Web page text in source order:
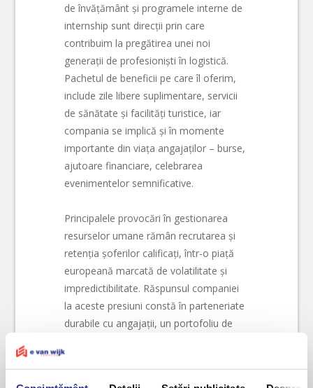
de învățământ și programele interne de
internship sunt direcții prin care
contribuim la pregătirea unei noi
generații de profesioniști în logistică.
Pachetul de beneficii pe care îl oferim,
include zile libere suplimentare, servicii
de sănătate și facilități turistice, iar
compania se implică și în momente
importante din viața angajaților – burse,
ajutoare financiare, celebrarea
evenimentelor semnificative.
Principalele provocări în gestionarea
resurselor umane rămân recrutarea și
retenția șoferilor calificați, într-o piață
europeană marcată de volatilitate și
impredictibilitate. Răspunsul companiei
la aceste presiuni constă în parteneriate
durabile cu angajații, un portofoliu de
gestionat între costuri și calitate.